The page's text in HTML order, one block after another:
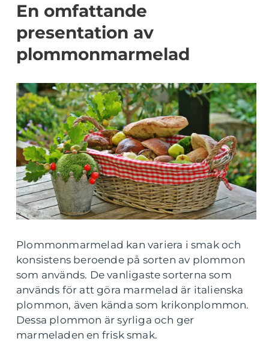
En omfattande
presentation av
plommonmarmelad
Plommonmarmelad kan variera i smak och
konsistens beroende på sorten av plommon
som används. De vanligaste sorterna som
används för att göra marmelad är italienska
plommon, även kända som krikonplommon.
Dessa plommon är syrliga och ger
marmeladen en frisk smak.